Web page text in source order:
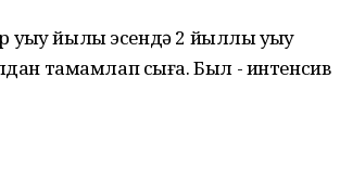
йылы эсендә 2 йыллыҡ уҡыу
тамамлап сыға. Был - интенсив